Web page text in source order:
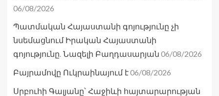
06/08/2026
Պատմական Հայաստանի գոյությունը չի
նսեմացնում Իրական Հայաստանի
գոյությունը. Նազելի Բաղդասարյան 06/08/2026
Բայրամովը Ուկրաինայում է06/08/2026
Սրբուհի Գալյանը՝ Հաջիևի հայտարարության